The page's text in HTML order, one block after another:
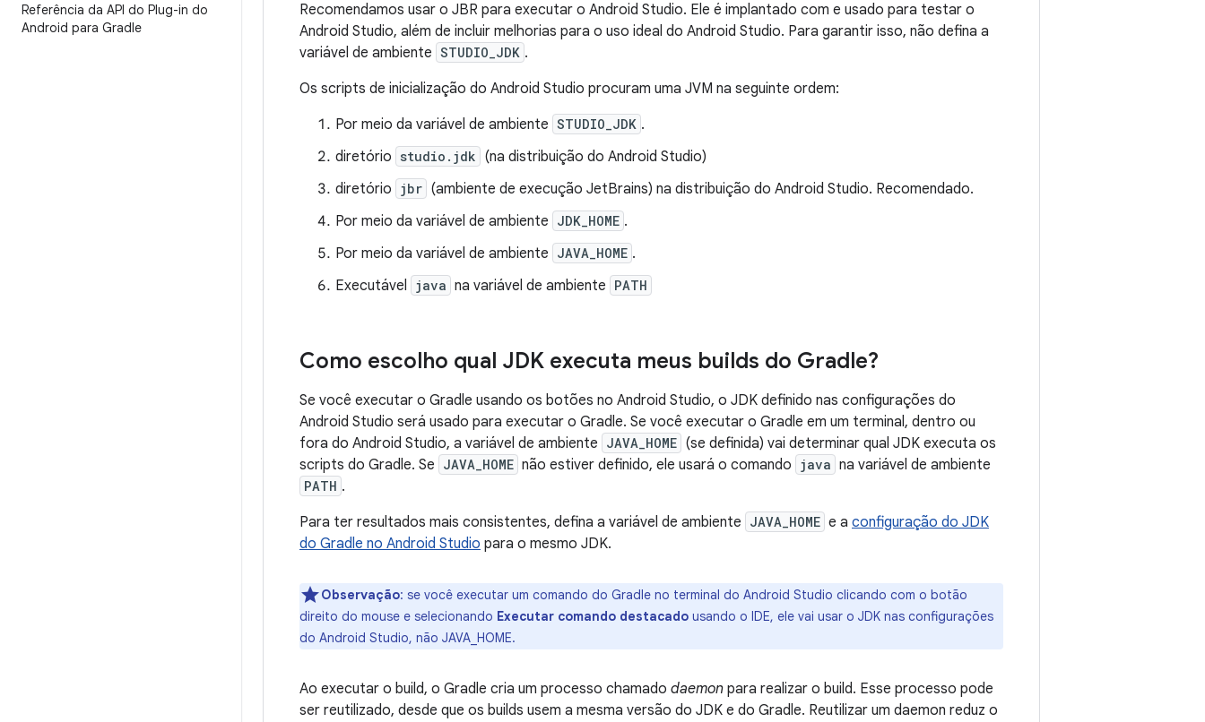
Referência da API do Plug-in do
Android para Gradle
Recomendamos usar o JBR para executar o Android Studio. Ele é implantado com e usado para testar o
Android Studio, além de incluir melhorias para o uso ideal do Android Studio. Para garantir isso, não defina a
variável de ambiente STUDIO_JDK .
Os scripts de inicialização do Android Studio procuram uma JVM na seguinte ordem:
Por meio da variável de ambiente STUDIO_JDK .
diretório studio.jdk (na distribuição do Android Studio)
diretório jbr (ambiente de execução JetBrains) na distribuição do Android Studio. Recomendado.
Por meio da variável de ambiente JDK_HOME .
Por meio da variável de ambiente JAVA_HOME .
Executável java na variável de ambiente PATH
Como escolho qual JDK executa meus builds do Gradle?
Se você executar o Gradle usando os botões no Android Studio, o JDK definido nas configurações do
Android Studio será usado para executar o Gradle. Se você executar o Gradle em um terminal, dentro ou
fora do Android Studio, a variável de ambiente JAVA_HOME (se definida) vai determinar qual JDK executa os
scripts do Gradle. Se JAVA_HOME não estiver definido, ele usará o comando java na variável de ambiente
PATH .
Para ter resultados mais consistentes, defina a variável de ambiente JAVA_HOME e a configuração do JDK
do Gradle no Android Studio para o mesmo JDK.
Observação: se você executar um comando do Gradle no terminal do Android Studio clicando com o botão
direito do mouse e selecionando Executar comando destacado usando o IDE, ele vai usar o JDK nas configurações
do Android Studio, não JAVA_HOME.
Ao executar o build, o Gradle cria um processo chamado daemon para realizar o build. Esse processo pode
ser reutilizado, desde que os builds usem a mesma versão do JDK e do Gradle. Reutilizar um daemon reduz o